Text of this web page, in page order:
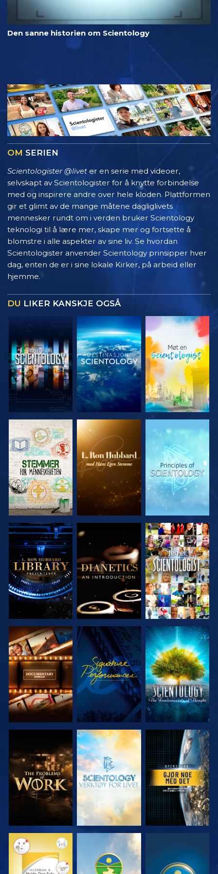
Den sanne historien om Scientology
OM SERIEN
Scientologister @livet er en serie med videoer,
selvskapt av Scientologister for å knytte forbindelse
med og inspirere andre over hele kloden. Plattformen
gir et glimt av de mange måtene dagliglivets
mennesker rundt om i verden bruker Scientology
teknologi til å lære mer, skape mer og fortsette å
blomstre i alle aspekter av sine liv. Se hvordan
Scientologister anvender Scientology prinsipper hver
dag, enten de er i sine lokale Kirker, på arbeid eller
hjemme.
DU LIKER KANSKJE OGSÅ
UTFORSK
SERIEN
UTFORSK
SERIEN
UTFORSK
SERIEN
UTFORSK
SERIEN
UTFORSK
SERIEN
SE
UTFORSK
SERIEN
SE
UTFORSK
SERIEN
UTFORSK
SERIEN
UTFORSK
SERIEN
SE
SE SE SE